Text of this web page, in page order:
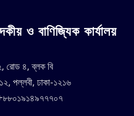
ও বাণিজ্যিক কার্যালয়
রোড ৪, ব্লক বি
পল্লবী, ঢাকা-১২১৬